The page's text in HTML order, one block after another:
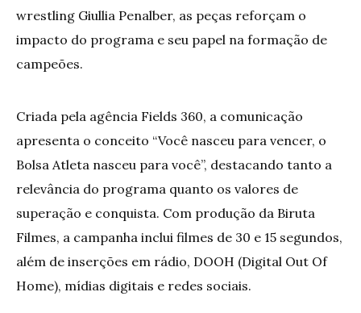
wrestling Giullia Penalber, as peças reforçam o
impacto do programa e seu papel na formação de
campeões.
Criada pela agência Fields 360, a comunicação
apresenta o conceito “Você nasceu para vencer, o
Bolsa Atleta nasceu para você”, destacando tanto a
relevância do programa quanto os valores de
superação e conquista. Com produção da Biruta
Filmes, a campanha inclui filmes de 30 e 15 segundos,
além de inserções em rádio, DOOH (Digital Out Of
Home), mídias digitais e redes sociais.